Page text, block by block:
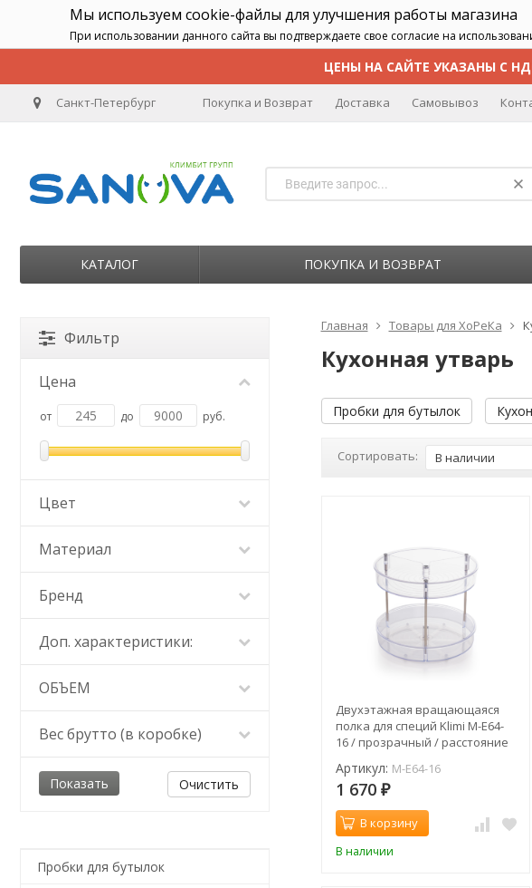
Мы используем cookie-файлы для улучшения работы магазина
При использовании данного сайта вы подтверждаете свое согласие на
ЦЕНЫ НА САЙТЕ УКАЗАНЫ С
Санкт-Петербург Покупка и Возврат Доставка Самовывоз
КАТАЛОГ ПОКУПКА И ВОЗВРАТ
Главная Товары для ХоРеКа
Кухонная утварь
Пробки для бутылок
Сортировать: В наличии
Двухэтажная вращающаяся
полка для специй Klimi M-E64-
16 / прозрачный / расстояние
Артикул: M-E64-16
1 670 ₽
В корзину
В наличии
Фильтр
Цена
от до руб.
Цвет
Материал
Бренд
Доп. характеристики:
ОБЪЕМ
Вес брутто (в коробке)
Очистить
Пробки для бутылок